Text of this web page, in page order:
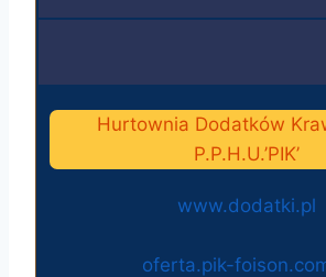
Hurtownia Dodatków
P.P.H.U.’PIK’
www.dodatki.pl
oferta.pik-